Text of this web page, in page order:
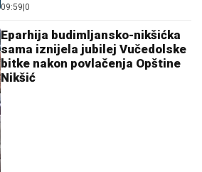
09:59 0
Eparhija budimljansko-nikšićka
sama iznijela jubilej Vučedolske
bitke nakon povlačenja Opštine
Nikšić